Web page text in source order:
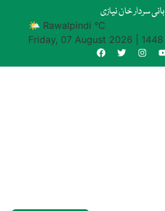
بانی سردار خان نیازی
🌤 Rawalpindi °C
Friday, 07 August 2026